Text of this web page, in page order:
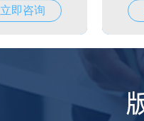
立即咨询